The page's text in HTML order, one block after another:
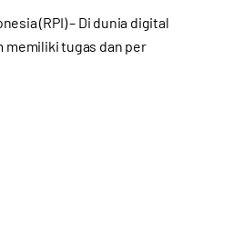
(RPI) – Di dunia digital
tugas dan per